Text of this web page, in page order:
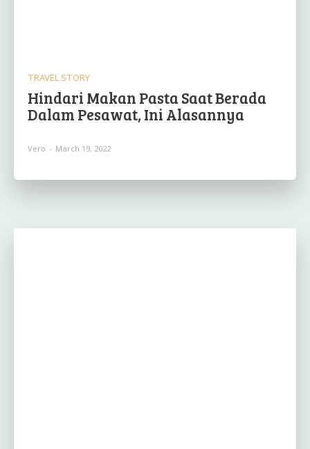
TRAVEL STORY
Hindari Makan Pasta Saat Berada
Dalam Pesawat, Ini Alasannya
Vero - March 19, 2022